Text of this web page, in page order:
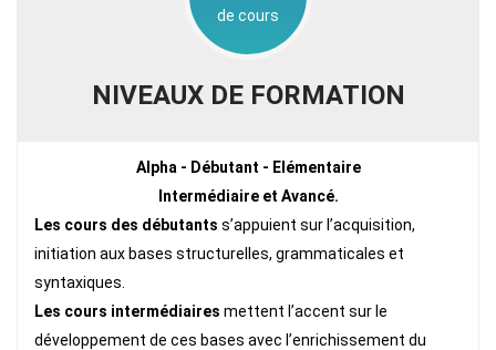
de cours
NIVEAUX DE FORMATION
Alpha - Débutant - Elémentaire
Intermédiaire et Avancé.
Les cours des débutants s’appuient sur l’acquisition,
initiation aux bases structurelles, grammaticales et
syntaxiques.
Les cours intermédiaires mettent l’accent sur le
développement de ces bases avec l’enrichissement du